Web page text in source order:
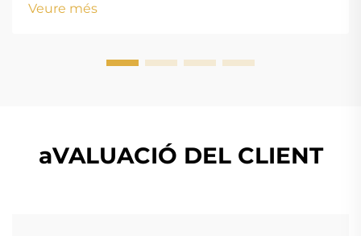
w...
Veure més
aVALUACIÓ DEL CLIENT